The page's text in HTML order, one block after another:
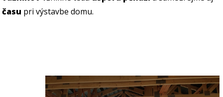
času pri výstavbe domu.